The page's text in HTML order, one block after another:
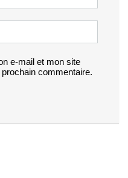
e-mail et mon site
commentaire.